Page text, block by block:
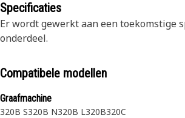
Specificaties
Er wordt gewerkt aan een toekomstige
onderdeel.
Compatibele modellen
Graafmachine
320B S320B N320B L320B320C